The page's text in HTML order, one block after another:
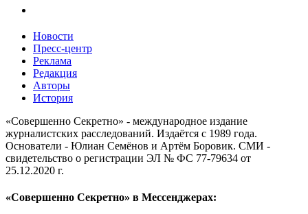
Новости
Пресс-центр
Реклама
Редакция
Авторы
История
«Совершенно Секретно» - международное издание
журналистских расследований. Издаётся с 1989 года.
Основатели - Юлиан Семёнов и Артём Боровик. CМИ -
свидетельство о регистрации ЭЛ № ФС 77-79634 от
25.12.2020 г.
«Совершенно Секретно» в Мессенджерах: